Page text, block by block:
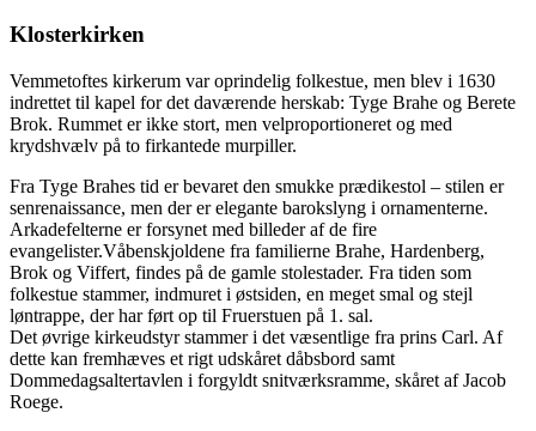
Klosterkirken
Vemmetoftes kirkerum var oprindelig folkestue, men blev i 1630
indrettet til kapel for det daværende herskab: Tyge Brahe og Berete
Brok. Rummet er ikke stort, men velproportioneret og med
krydshvælv på to firkantede murpiller.
Fra Tyge Brahes tid er bevaret den smukke prædikestol – stilen er
senrenaissance, men der er elegante barokslyng i ornamenterne.
Arkadefelterne er forsynet med billeder af de fire
evangelister.Våbenskjoldene fra familierne Brahe, Hardenberg,
Brok og Viffert, findes på de gamle stolestader. Fra tiden som
folkestue stammer, indmuret i østsiden, en meget smal og stejl
løntrappe, der har ført op til Fruerstuen på 1. sal.
Det øvrige kirkeudstyr stammer i det væsentlige fra prins Carl. Af
dette kan fremhæves et rigt udskåret dåbsbord samt
Dommedagsaltertavlen i forgyldt snitværksramme, skåret af Jacob
Roege.